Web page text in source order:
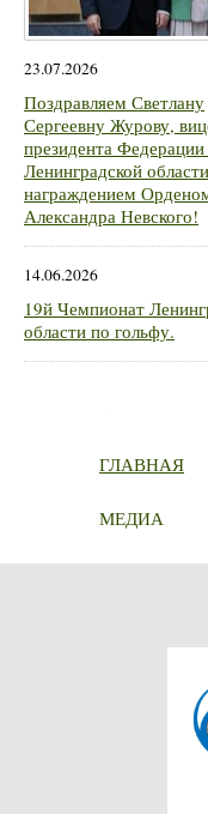
23.07.2026
Поздравляем Светлану
Сергеевну Журову,
президента
Ленинградской
награждением
Александра Невского!
14.06.2026
19й Чемпионат
области по гольфу.
ГЛАВНАЯ
МЕДИА